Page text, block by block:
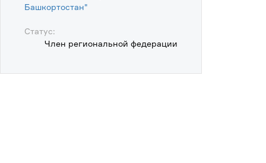
Башкортостан"
Статус:
Член региональной федерации